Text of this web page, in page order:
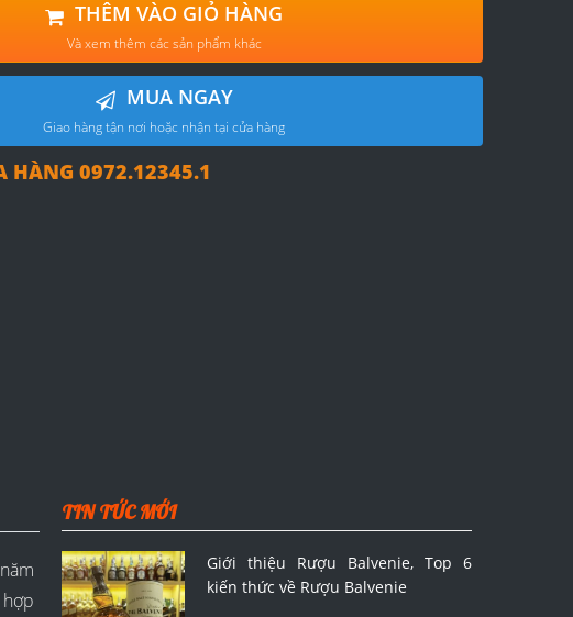
THÊM VÀO GIỎ HÀNG
Và xem thêm các sản phẩm khác
MUA NGAY
Giao hàng tận nơi hoặc nhận tại cửa hàng
HÀNG 0972.12345.1
TIN TỨC MỚI
Giới thiệu Rượu Balvenie, Top 6
kiến thức về Rượu Balvenie